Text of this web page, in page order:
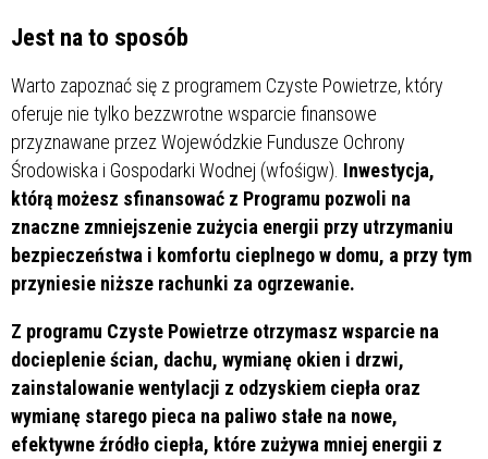
Jest na to sposób
Warto zapoznać się z programem Czyste Powietrze, który
oferuje nie tylko bezzwrotne wsparcie finansowe
przyznawane przez Wojewódzkie Fundusze Ochrony
Środowiska i Gospodarki Wodnej (wfośigw). Inwestycja,
którą możesz sfinansować z Programu pozwoli na
znaczne zmniejszenie zużycia energii przy utrzymaniu
bezpieczeństwa i komfortu cieplnego w domu, a przy tym
przyniesie niższe rachunki za ogrzewanie.
Z programu Czyste Powietrze otrzymasz wsparcie na
docieplenie ścian, dachu, wymianę okien i drzwi,
zainstalowanie wentylacji z odzyskiem ciepła oraz
wymianę starego pieca na paliwo stałe na nowe,
efektywne źródło ciepła, które zużywa mniej energii z